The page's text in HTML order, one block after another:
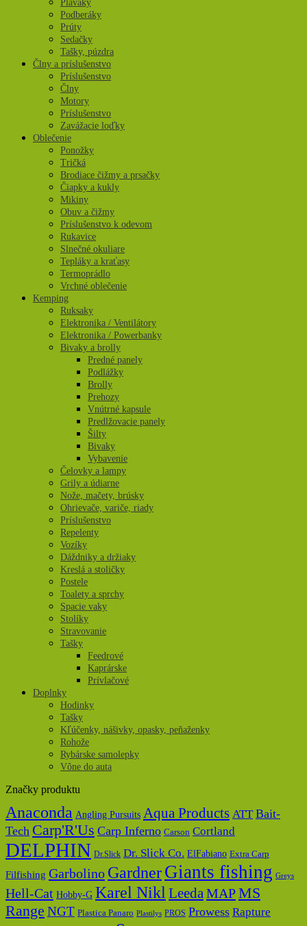
Plaváky
Podberáky
Prúty
Sedačky
Tašky, púzdra
Člny a príslušenstvo
Príslušenstvo
Člny
Motory
Príslušenstvo
Zavážacie loďky
Oblečenie
Ponožky
Tričká
Brodiace čižmy a prsačky
Čiapky a kukly
Mikiny
Obuv a čižmy
Príslušenstvo k odevom
Rukavice
Slnečné okuliare
Tepláky a kraťasy
Termoprádlo
Vrchné oblečenie
Kemping
Ruksaky
Elektronika / Ventilátory
Elektronika / Powerbanky
Bivaky a brolly
Predné panely
Podlážky
Brolly
Prehozy
Vnútrné kapsule
Predlžovacie panely
Šilty
Bivaky
Vybavenie
Čelovky a lampy
Grily a údiarne
Nože, mačety, brúsky
Ohrievače, variče, riady
Príslušenstvo
Repelenty
Vozíky
Dáždniky a držiaky
Kreslá a stoličky
Postele
Toalety a sprchy
Spacie vaky
Stolíky
Stravovanie
Tašky
Feedrové
Kaprárske
Prívlačové
Doplnky
Hodinky
Tašky
Kľúčenky, nášivky, opasky, peňaženky
Rohože
Rybárske samolepky
Vône do auta
Značky produktu
Anaconda Angling Pursuits Aqua Products ATT Bait-
Tech Carp'R'Us Carp Inferno Carson Cortland
DELPHIN Dr.Slick Dr. Slick Co. ElFabiano Extra Carp
Filfishing Garbolino GardnerGiants fishing Greys
Hell-Cat Hobby-G Karel Nikl Leeda MAPMS
Range NGT Plastica Panaro Plastilys PROS Prowess Rapture